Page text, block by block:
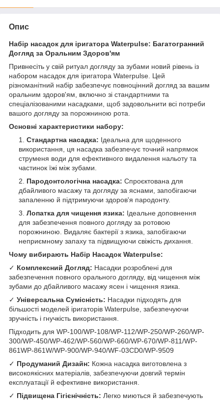
Опис
Набір насадок для іригатора Waterpulse: Багатогранний
Догляд за Оральним Здоров'ям
Привнесіть у свій ритуал догляду за зубами новий рівень із
набором насадок для іригатора Waterpulse. Цей
різноманітний набір забезпечує повноцінний догляд за вашим
оральним здоров'ям, включно зі стандартними та
спеціалізованими насадками, щоб задовольнити всі потреби
вашого догляду за порожниною рота.
Основні характеристики набору:
Стандартна насадка: Ідеальна для щоденного
використання, ця насадка забезпечує точний напрямок
струменя води для ефективного видалення нальоту та
частинок їжі між зубами.
Пародонтологічна насадка: Спроєктована для
дбайливого масажу та догляду за яснами, запобігаючи
запаленню й підтримуючи здоров'я пародонту.
Лопатка для чищення язика: Ідеальне доповнення
для забезпечення повного догляду за ротовою
порожниною. Видаляє бактерії з язика, запобігаючи
неприємному запаху та підвищуючи свіжість дихання.
Чому вибирають Набір Насадок Waterpulse:
✓ Комплексний Догляд: Насадки розроблені для
забезпечення повного орального догляду, від чищення між
зубами до дбайливого масажу ясен і чищення язика.
✓ Універсальна Сумісність: Насадки підходять для
більшості моделей іригаторів Waterpulse, забезпечуючи
зручність і гнучкість використання.
Підходить для WP-100/WP-108/WP-112/WP-250/WP-260/WP-
300/WP-450/WP-462/WP-560/WP-660/WP-670/WP-811/WP-
861WP-861W/WP-900/WP-940/WF-03CD0/WP-9509
✓ Продуманий Дизайн: Кожна насадка виготовлена з
високоякісних матеріалів, забезпечуючи довгий термін
експлуатації й ефективне використання.
✓ Підвищена Гігієнічність: Легко миються й забезпечують